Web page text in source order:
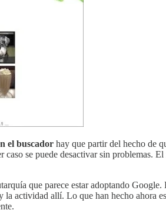
el buscador hay que partir del hecho de
se puede desactivar sin
que parece estar adoptando Google.
actividad allí. Lo que han hecho ahora